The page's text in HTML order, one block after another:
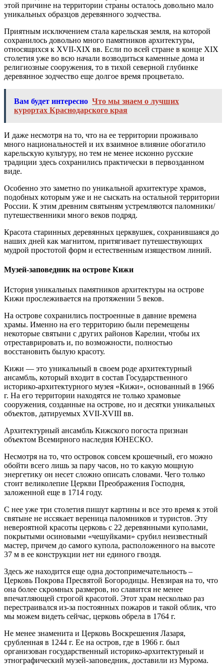
этой причине на территории страны осталось довольно мало
уникальных образцов деревянного зодчества.
Приятным исключением стала карельская земля, на которой
сохранилось довольно много памятников архитектуры,
относящихся к XVII-XIX вв. Если по всей стране в конце XIX
столетия уже во всю начали возводиться каменные дома и
религиозные сооружения, то в тихой северной глубинке
деревянное зодчество еще долгое время процветало.
Вам будет интересно Что мы знаем о лучших
курортах Краснодарского края
И даже несмотря на то, что на ее территории проживало
много национальностей и их взаимное влияние обогатило
карельскую культуру, но тем не менее исконно русские
традиции здесь сохранились практически в первозданном
виде.
Особенно это заметно по уникальной архитектуре храмов,
подобных которым уже и не сыскать на остальной территории
России. К этим древним святыням устремляются паломники/
путешественники много веков подряд.
Красота старинных деревянных церквушек, сохранившаяся до
наших дней как магнитом, притягивает путешествующих
мудрой простотой форм и естественным изяществом линий.
Музей-заповедник на острове Кижи
История уникальных памятников архитектуры на острове
Кижи прослеживается на протяжении 5 веков.
На острове сохранились построенные в давние времена
храмы. Именно на его территорию были перемещены
некоторые святыни с других районов Карелии, чтобы их
отреставрировать и, по возможности, полностью
восстановить былую красоту.
Кижи — это уникальный в своем роде архитектурный
ансамбль, который входит в состав Государственного
историко-архитектурного музея «Кижи», основанный в 1966
г. На его территории находятся не только храмовые
сооружения, созданные на острове, но и десятки уникальных
объектов, датируемых XVII-XVIII вв.
Архитектурный ансамбль Кижского погоста признан
объектом Всемирного наследия ЮНЕСКО.
Несмотря на то, что островок совсем крошечный, его можно
обойти всего лишь за пару часов, но то какую мощную
энергетику он несет сложно описать словами. Чего только
стоит великолепие Церкви Преображения Господня,
заложенной еще в 1714 году.
С нее уже три столетия пишут картины и все это время к этой
святыне не иссякает вереница паломников и туристов. Эту
невероятной красоты церковь с 22 деревянными куполами,
покрытыми осиновыми «чешуйками» срубил неизвестный
мастер, причем до самого купола, расположенного на высоте
37 м в ее конструкции нет ни единого гвоздя.
Здесь же находится еще одна достопримечательность –
Церковь Покрова Пресвятой Богородицы. Невзирая на то, что
она более скромных размеров, но славится не менее
впечатляющей строгой красотой. Этот храм несколько раз
перестраивался из-за постоянных пожаров и такой облик, что
мы можем видеть сейчас, церковь обрела в 1764 г.
Не менее знаменита и Церковь Воскрешения Лазаря,
срубленная в 1244 г. Ее на остров, где в 1966 г. был
организован государственный историко-архитектурный и
этнографический музей-заповедник, доставили из Мурома.